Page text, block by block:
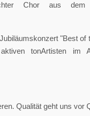
Chor aus dem
"Best
tonArtisten
Qualität geht uns vor